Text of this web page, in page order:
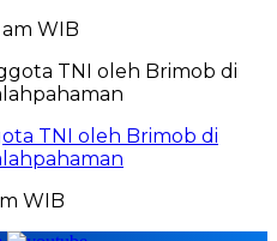
WIB
TNI oleh Brimob di
WIB